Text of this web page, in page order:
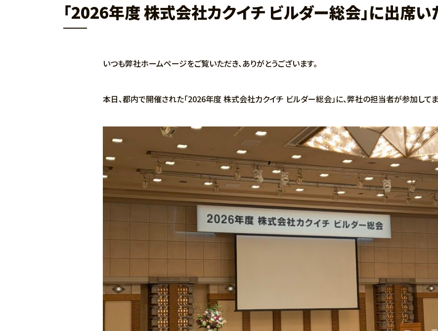
「2026年度 株式会社カクイチ ビルダー総会」に出席い
いつも弊社ホームページをご覧いただき、ありがとうございます。
本日、都内で開催された「2026年度 株式会社カクイチ ビルダー総会」に、弊社の担当者が参加してま